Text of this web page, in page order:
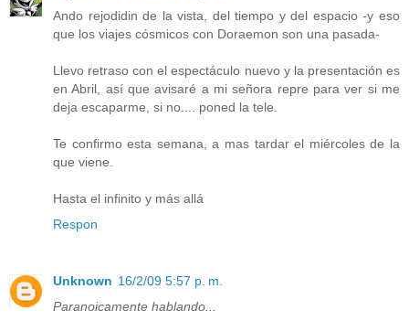
Ando rejodidin de la vista, del tiempo y del espacio -y eso
que los viajes cósmicos con Doraemon son una pasada-
Llevo retraso con el espectáculo nuevo y la presentación es
en Abril, así que avisaré a mi señora repre para ver si me
deja escaparme, si no.... poned la tele.
Te confirmo esta semana, a mas tardar el miércoles de la
que viene.
Hasta el infinito y más allá
Respon
Unknown 16/2/09 5:57 p. m.
Paranoicamente hablando...